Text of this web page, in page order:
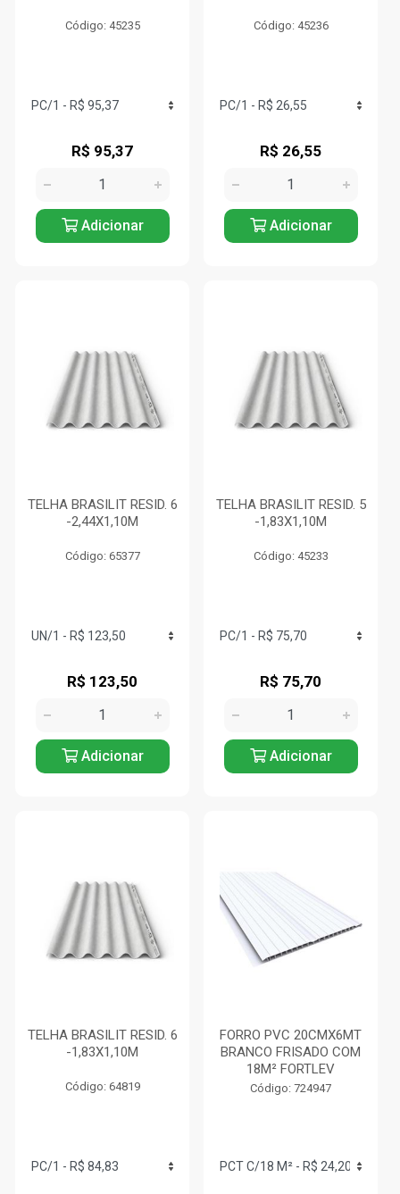
Código: 45235
R$ 95,37
Adicionar
Código: 45236
R$ 26,55
Adicionar
TELHA BRASILIT RESID. 6
-2,44X1,10M
Código: 65377
R$ 123,50
Adicionar
TELHA BRASILIT RESID. 5
-1,83X1,10M
Código: 45233
R$ 75,70
Adicionar
TELHA BRASILIT RESID. 6
-1,83X1,10M
Código: 64819
FORRO PVC 20CMX6MT
BRANCO FRISADO COM
18M² FORTLEV
Código: 724947